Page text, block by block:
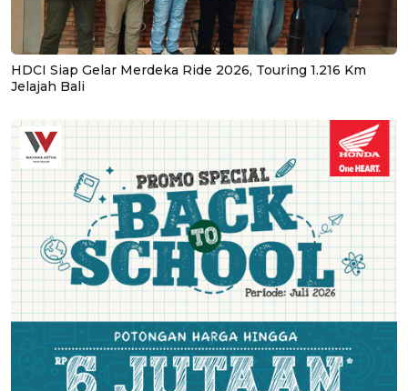
HDCI Siap Gelar Merdeka Ride 2026, Touring 1.216 Km
Jelajah Bali